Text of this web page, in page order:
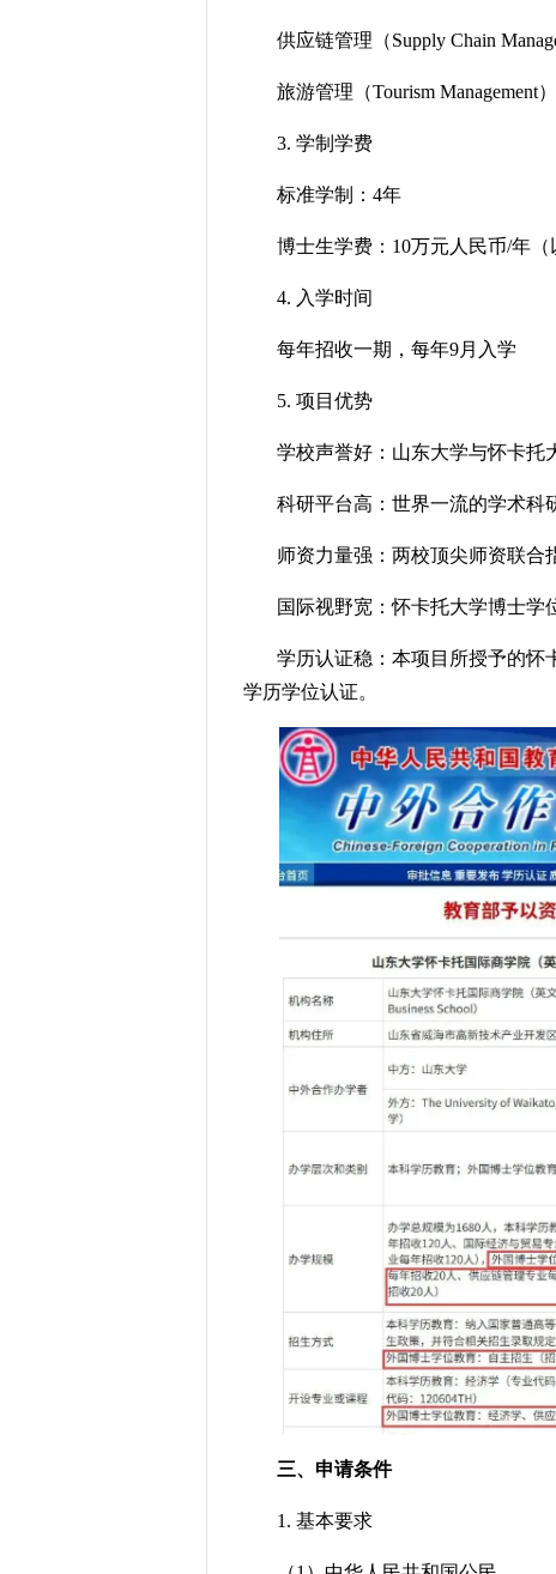
供应链管理（Supply Chain
旅游管理（Tourism Management）
3. 学制学费
标准学制：4年
博士生学费：10万元人民币/年（
4. 入学时间
每年招收一期，每年9月入学
5. 项目优势
学校声誉好：山东大学与怀卡托
科研平台高：世界一流的学术科
师资力量强：两校顶尖师资联合
国际视野宽：怀卡托大学博士学
学历认证稳：本项目所授予的怀
学历学位认证。
三、申请条件
1. 基本要求